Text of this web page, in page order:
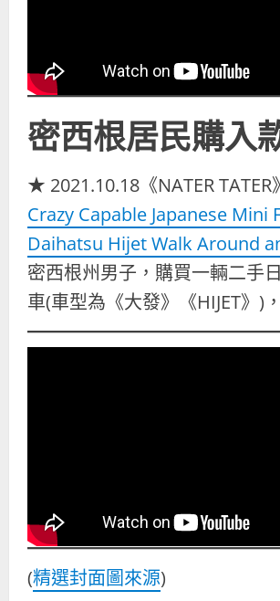
密西根居民購入
★ 2021.10.18《NATER TATER
Crazy Capable Japanese Mini
Daihatsu Hijet Walk Around
密西根州男子，購買一輛二手
車(車型為《大發》《HIJET》)
(精選封面圖來源)